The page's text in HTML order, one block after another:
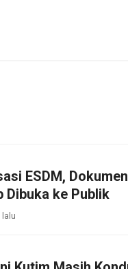
ESDM,
Dibuka ke Publik
lalu